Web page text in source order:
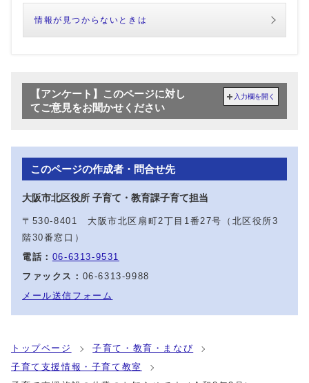
情報が見つからないときは
【アンケート】このページに対し
てご意見をお聞かせください
入力欄を開く
このページの作成者・問合せ先
大阪市北区役所 子育て・教育課子育て担当
〒530-8401 大阪市北区扇町2丁目1番27号（北区役所3
階30番窓口）
電話： 06-6313-9531
ファックス： 06-6313-9988
メール送信フォーム
トップページ
子育て・教育・まなび
子育て支援情報・子育て教室